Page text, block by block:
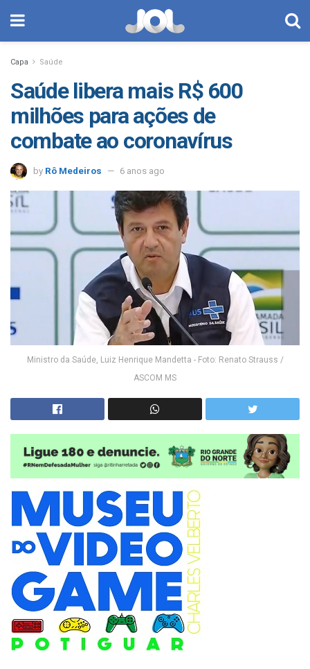
Capa Saúde
Saúde libera mais R$ 600
milhões para ações de
combate ao coronavírus
by Rô Medeiros 6 anos ago
Ministro da Saúde, Luiz Henrique Mandetta - Foto: Renato Strauss /
ASCOM MS